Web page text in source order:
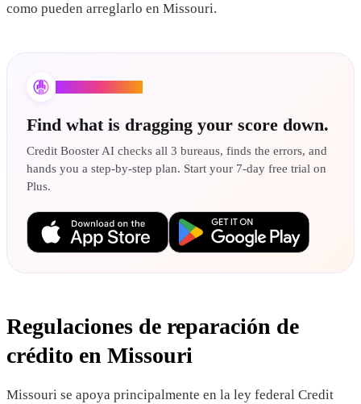
como pueden arreglarlo en Missouri.
Find what is dragging your score down.
Credit Booster AI checks all 3 bureaus, finds the errors, and
hands you a step-by-step plan. Start your 7-day free trial on
Plus.
Regulaciones de reparación de
crédito en Missouri
Missouri se apoya principalmente en la ley federal Credit